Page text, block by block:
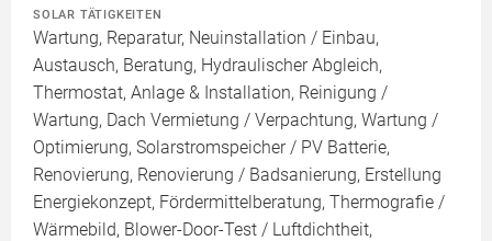
SOLAR TÄTIGKEITEN
Wartung, Reparatur, Neuinstallation / Einbau,
Austausch, Beratung, Hydraulischer Abgleich,
Thermostat, Anlage & Installation, Reinigung /
Wartung, Dach Vermietung / Verpachtung, Wartung /
Optimierung, Solarstromspeicher / PV Batterie,
Renovierung, Renovierung / Badsanierung, Erstellung
Energiekonzept, Fördermittelberatung, Thermografie /
Wärmebild, Blower-Door-Test / Luftdichtheit,